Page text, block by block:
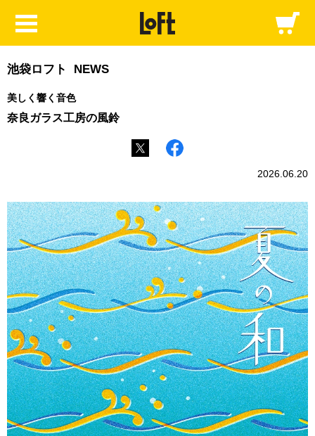
池袋ロフト NEWS
美しく響く音色
奈良ガラス工房の風鈴
2026.06.20